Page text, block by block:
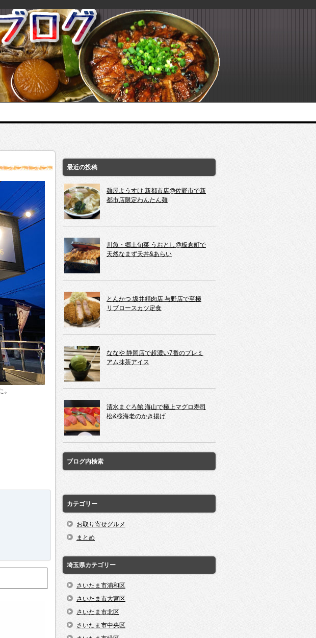
最近の投稿
麺屋ようすけ 新都市店@佐野市で新
都市店限定わんたん麺
川魚・郷土旬菜 うおとし@板倉町で
天然なまず天丼&あらい
とんかつ 坂井精肉店 与野店で至極
リブロースカツ定食
ななや 静岡店で超濃い7番のプレミ
アム抹茶アイス
清水まぐろ館 海山で極上マグロ寿司
松&桜海老のかき揚げ
ブログ内検索
カテゴリー
お取り寄せグルメ
まとめ
埼玉県カテゴリー
さいたま市浦和区
さいたま市大宮区
さいたま市北区
さいたま市中央区